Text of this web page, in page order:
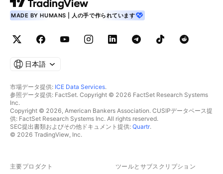
MADE BY HUMANS | 人の手で作られています
日本語
市場データ提供: ICE Data Services.
参照データ提供: FactSet. Copyright © 2026 FactSet Research Systems
Inc.
Copyright © 2026, American Bankers Association. CUSIPデータベース提
供: FactSet Research Systems Inc. All rights reserved.
SEC提出書類およびその他ドキュメント提供: Quartr.
© 2026 TradingView, Inc.
主要プロダクト ツールとサブスクリプション